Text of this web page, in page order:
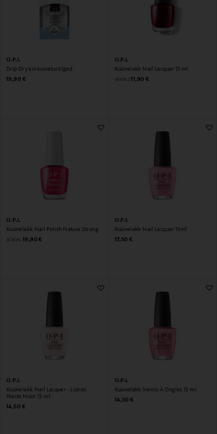
O.P.I.
Drip Dry kiirkuivatustilgad
Original Price
19,90 €
O.P.I.
Küünelakk Nail Lacquer 15 ml
alates Original Price
11,90 €
O.P.I.
Küünelakk Nail Polish Nature Strong
alates Original Price
19,90 €
O.P.I.
Küünelakk Nail Lacquer 15ml
Original Price
17,50 €
O.P.I.
Küünelakk Nail Lacquer - Lisbon
Wants Moor 15 ml
Original Price
14,50 €
O.P.I.
Küünelakk Vernis À Ongles 15 ml
Original Price
14,50 €